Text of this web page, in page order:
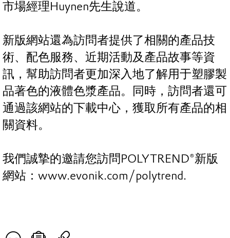
市場經理Huynen先生說道。
新版網站還為訪問者提供了相關的產品技
術、配色服務、近期活動及產品故事等資
訊，幫助訪問者更加深入地了解用于塑膠製
品著色的液體色漿產品。同時，訪問者還可
通過該網站的下載中心，獲取所有產品的相
關資料。
我們誠摯的邀請您訪問POLYTREND®新版
網站：www.evonik.com/polytrend.